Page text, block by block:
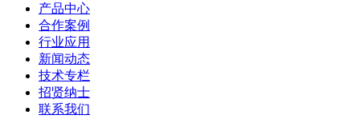
产品中心
合作案例
行业应用
新闻动态
技术专栏
招贤纳士
联系我们